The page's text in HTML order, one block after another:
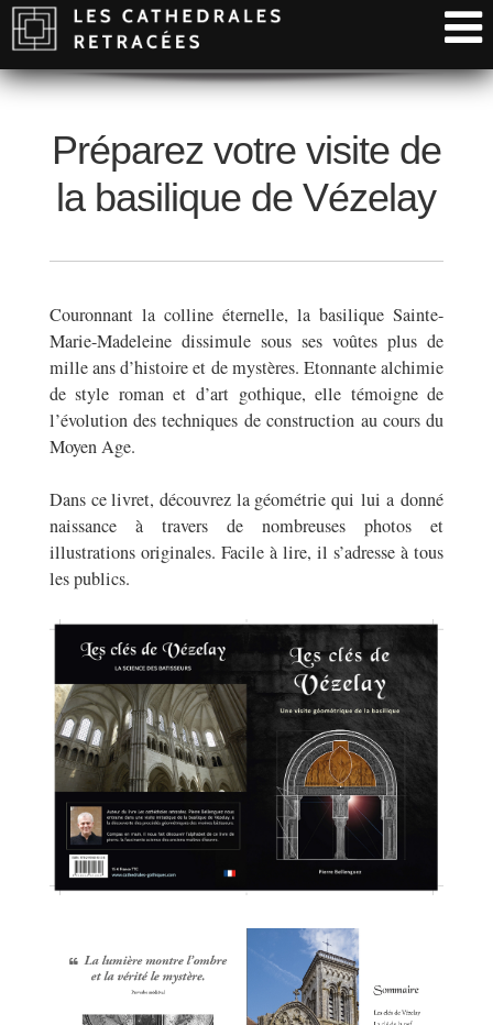
Préparez votre visite de
la basilique de Vézelay
Couronnant la colline éternelle, la basilique Sainte-
Marie-Madeleine dissimule sous ses voûtes plus de
mille ans d’histoire et de mystères. Etonnante alchimie
de style roman et d’art gothique, elle témoigne de
l’évolution des techniques de construction au cours du
Moyen Age.
Dans ce livret, découvrez la géométrie qui lui a donné
naissance à travers de nombreuses photos et
illustrations originales. Facile à lire, il s’adresse à tous
les publics.